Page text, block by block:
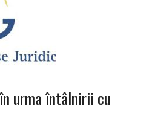
urma întâlnirii cu